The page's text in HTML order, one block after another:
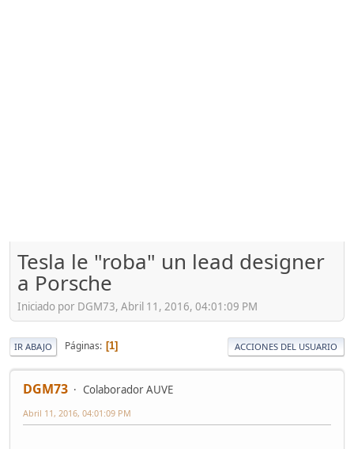
Tesla le "roba" un lead designer
a Porsche
Iniciado por DGM73, Abril 11, 2016, 04:01:09 PM
IR ABAJO Páginas 1 ACCIONES DEL USUARIO
DGM73 Colaborador AUVE
Abril 11, 2016, 04:01:09 PM